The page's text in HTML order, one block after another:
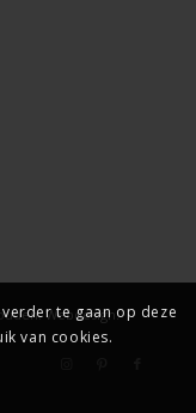
Webdesign:
te gaan op deze
van cookies.